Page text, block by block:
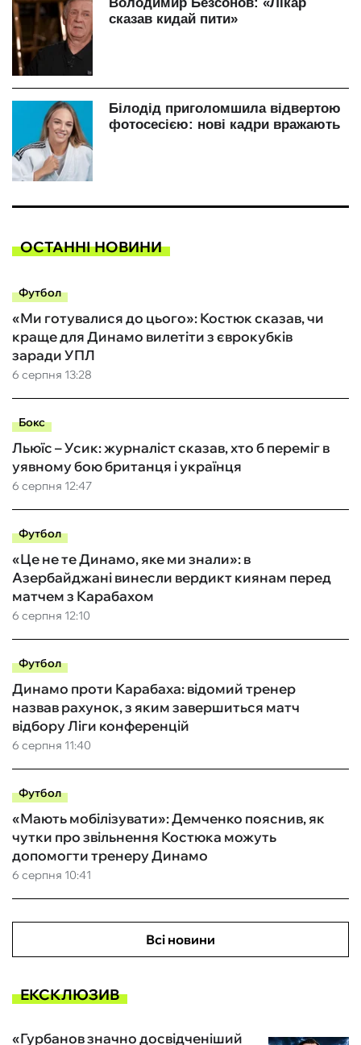
ОСТАННІ НОВИНИ
Футбол
6 серпня 13:28
«Ми готувалися до цього»: Костюк сказав, чи
краще для Динамо вилетіти з єврокубків
заради УПЛ
Бокс
6 серпня 12:47
Льюїс – Усик: журналіст сказав, хто б переміг в
уявному бою британця і українця
Футбол
6 серпня 12:10
«Це не те Динамо, яке ми знали»: в
Азербайджані винесли вердикт киянам перед
матчем з Карабахом
Футбол
6 серпня 11:40
Динамо проти Карабаха: відомий тренер
назвав рахунок, з яким завершиться матч
відбору Ліги конференцій
Футбол
6 серпня 10:41
«Мають мобілізувати»: Демченко пояснив, як
чутки про звільнення Костюка можуть
допомогти тренеру Динамо
Всі новини
ЕКСКЛЮЗИВ
«Гурбанов значно досвідченіший